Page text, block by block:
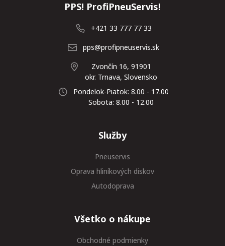
PPS! ProfiPneuServis!
+421 33 777 77 33
pps@profipneuservis.sk
Zvončín 16, 91901
okr. Trnava, Slovensko
Pondelok-Piatok: 8.00 - 17.00
Sobota: 8.00 - 12.00
Služby
Pneuservis
Oprava hliníkových diskov
Autodoprava
Všetko o nákupe
Obchodné podmienky